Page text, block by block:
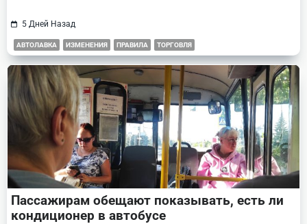
5 Дней Назад
АВТОЛАВКА ИЗМЕНЕНИЯ ПРАВИЛА ТОРГОВЛЯ
Пассажирам обещают показывать, есть ли
кондиционер в автобусе